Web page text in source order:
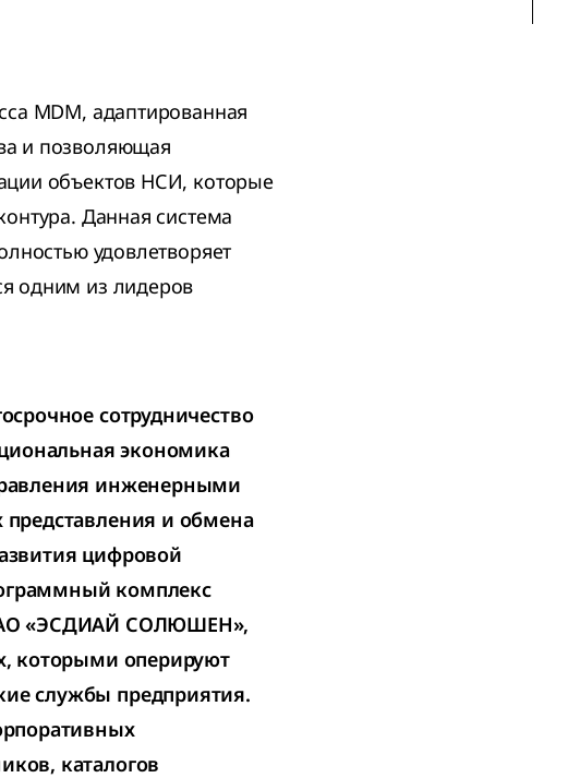
MDM, адаптированная
и позволяющая
объектов НСИ, которые
Данная система
удовлетворяет
одним из лидеров
сотрудничество
экономика
инженерными
и обмена
цифровой
комплекс
«ЭСДИАЙ СОЛЮШЕН»,
которыми оперируют
службы предприятия.
каталогов